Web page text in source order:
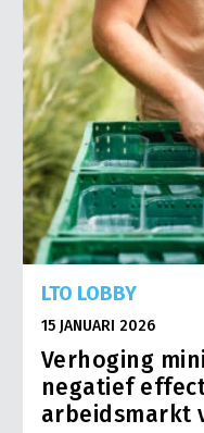
LTO LOBBY
15 JANUARI 2026
Verhoging
negatief
arbeidsmarkt